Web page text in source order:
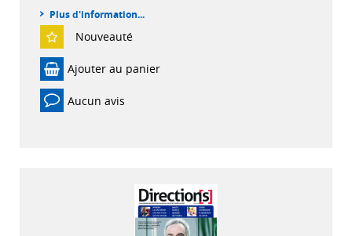
Plus d'information...
Nouveauté
Ajouter au panier
Aucun avis